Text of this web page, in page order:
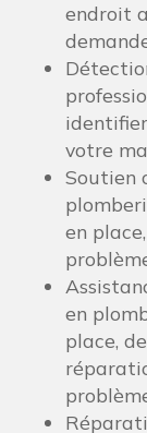
endroit
votre
Soutien
en
en
place,